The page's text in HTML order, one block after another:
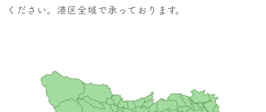
ください。港区全域で承っております。